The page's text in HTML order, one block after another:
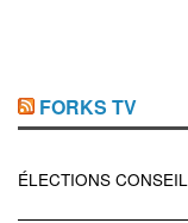
FORKS TV
ÉLECTIONS